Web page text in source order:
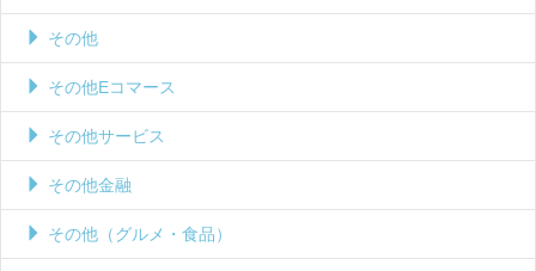
その他
その他Eコマース
その他サービス
その他金融
その他（グルメ・食品）